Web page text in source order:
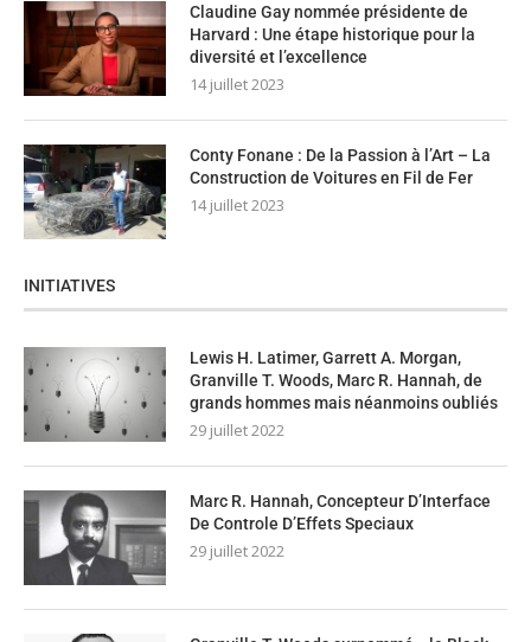
Claudine Gay nommée présidente de
Harvard : Une étape historique pour la
diversité et l’excellence
14 juillet 2023
Conty Fonane : De la Passion à l’Art – La
Construction de Voitures en Fil de Fer
14 juillet 2023
INITIATIVES
Lewis H. Latimer, Garrett A. Morgan,
Granville T. Woods, Marc R. Hannah, de
grands hommes mais néanmoins oubliés
29 juillet 2022
Marc R. Hannah, Concepteur D’Interface
De Controle D’Effets Speciaux
29 juillet 2022